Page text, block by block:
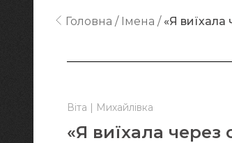
Віта | Михайлівка
«Я виїхала через
Головна Імена «Я виїхала